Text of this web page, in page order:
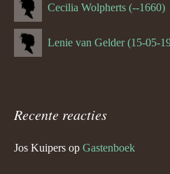
Cecilia Wolpherts (--1660)
Recente reacties
Jos Kuipers op Gastenboek